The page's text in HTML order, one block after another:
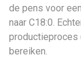
de pens voor
naar C18:0.
productieproces
bereiken.